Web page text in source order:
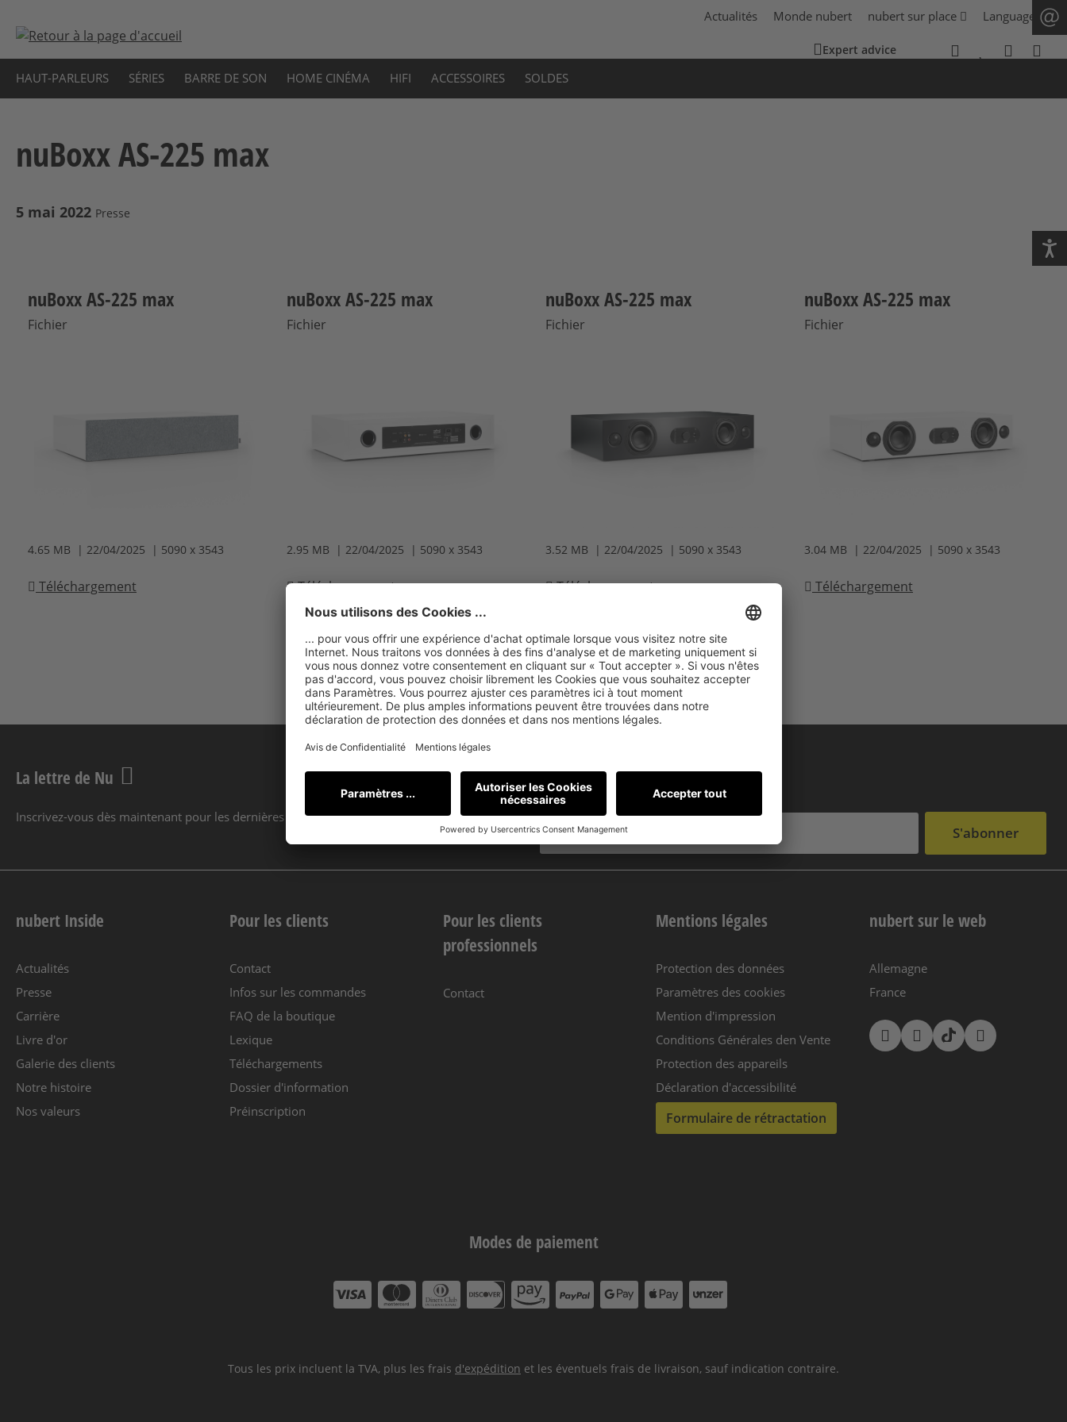
Actualités Monde nubert nubert sur place Language
Expert advice
HAUT-PARLEURS SÉRIES BARRE DE SON HOME CINÉMA HIFI ACCESSOIRES SOLDES
nuBoxx AS-225 max
5 mai 2022 Presse
nuBoxx AS-225 max
Fichier
4.65 MB | 22/04/2025 | 5090 x 3543
Téléchargement
nuBoxx AS-225 max
Fichier
2.95 MB | 22/04/2025 | 5090 x 3543
Téléchargement
nuBoxx AS-225 max
Fichier
3.52 MB | 22/04/2025 | 5090 x 3543
Téléchargement
nuBoxx AS-225 max
Fichier
3.04 MB | 22/04/2025 | 5090 x 3543
Téléchargement
La lettre de Nu
Inscrivez-vous dès maintenant pour les dernières nouvelles et offres !
S'abonner
nubert Inside
Actualités
Presse
Carrière
Livre d'or
Galerie des clients
Notre histoire
Nos valeurs
Pour les clients
Contact
Infos sur les commandes
FAQ de la boutique
Lexique
Téléchargements
Dossier d'information
Préinscription
Pour les clients
professionnels
Contact
Mentions légales
Protection des données
Paramètres des cookies
Mention d'impression
Conditions Générales den Vente
Protection des appareils
Déclaration d'accessibilité
Formulaire de rétractation
nubert sur le web
Allemagne
France
Modes de paiement
VISA MasterCardDinersClubDiscover
amazon
pay
PayPal GooglePayApplePayDirectPay
Tous les prix incluent la TVA, plus les frais d'expédition et les éventuels frais de livraison, sauf indication contraire.